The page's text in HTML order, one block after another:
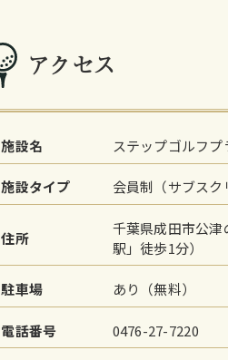
アクセス
施設名 ステップゴルフ
施設タイプ 会員制（サブスク
住所
千葉県成田市公
駅」徒歩1分）
駐車場 あり（無料）
電話番号 0476-27-7220